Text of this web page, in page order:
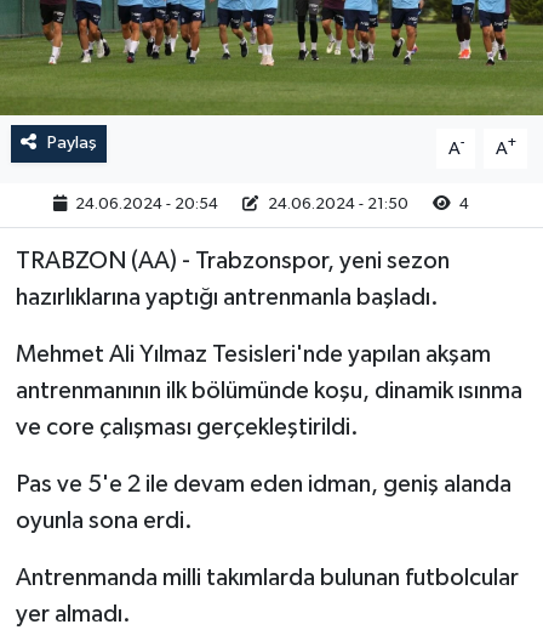
Paylaş A- A+
24.06.2024 - 20:54 24.06.2024 - 21:50 4
TRABZON (AA) - Trabzonspor, yeni sezon
hazırlıklarına yaptığı antrenmanla başladı.
Mehmet Ali Yılmaz Tesisleri'nde yapılan akşam
antrenmanının ilk bölümünde koşu, dinamik ısınma
ve core çalışması gerçekleştirildi.
Pas ve 5'e 2 ile devam eden idman, geniş alanda
oyunla sona erdi.
Antrenmanda milli takımlarda bulunan futbolcular
yer almadı.
RESMİ İLAN